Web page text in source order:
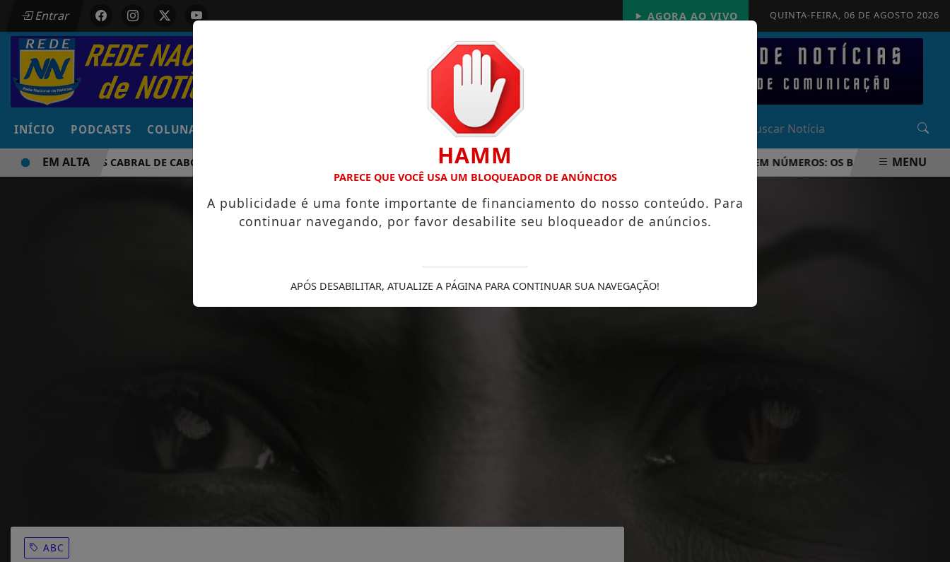
Entrar QUINTA-FEIRA, 06 DE AGOSTO 2026
AGORA AO VIVO
INÍCIO PODCASTS COLUNAS ENQUETES
SIDNY LOPES CABRAL DE CABO VERDE VENCE ELEIÇÃO DO GOL MAIS BONITO DA COPA DO MUNDO DE 2026 COPA DO MUNDO FIFA 2026 EM NÚMEROS: OS BASTIDORES DA MAIOR
EM ALTA MENU
ABC
HAMM
PARECE QUE VOCÊ USA UM BLOQUEADOR DE ANÚNCIOS
A publicidade é uma fonte importante de financiamento do nosso conteúdo. Para
continuar navegando, por favor desabilite seu bloqueador de anúncios.
APÓS DESABILITAR, ATUALIZE A PÁGINA PARA CONTINUAR SUA NAVEGAÇÃO!